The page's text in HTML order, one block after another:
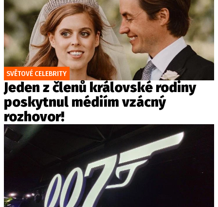
SVĚTOVÉ CELEBRITY
Jeden z členů královské rodiny
poskytnul médiím vzácný
rozhovor!